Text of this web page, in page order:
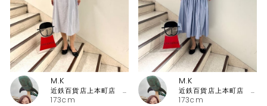
173cm
M.K
近鉄百貨店上本町店 ピッコーネ・ピッコーネクラブ
173cm
M.K
近鉄百貨店上本町店 ピッコーネ・ピッコーネクラブ